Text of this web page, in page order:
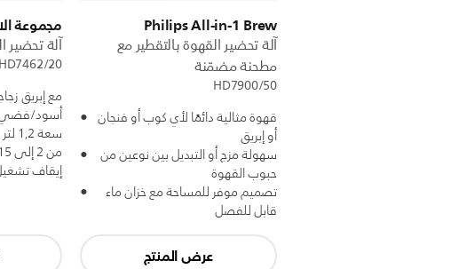
Philips All-in-1 Brew
آلة تحضير القهوة بالتقطير مع
مطحنة مضمّنة
HD7900/50
قهوة مثالية دائمًا لأي كوب أو فنجان
أو إبريق
سهولة مزج أو التبديل بين نوعين من
حبوب القهوة
تصميم موفر للمساحة مع خزان ماء
قابل للفصل
عرض المنتج
مجموعة
آلة تحضير
HD7462/20
مع إبريق
أسود/
سعة 1,2 لتر
من 2 إلى 15 كوب
إيقاف